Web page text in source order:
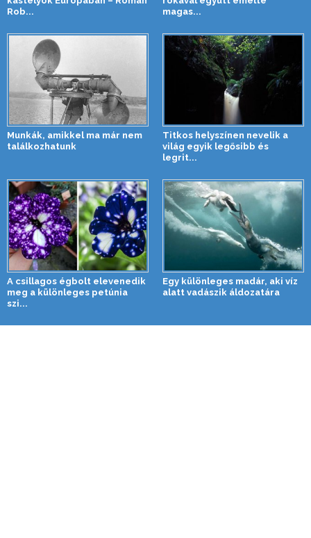
Rob...
magas...
Munkák, amikkel ma már nem
találkozhatunk
Titkos helyszínen nevelik a
világ egyik legősibb és
legrit...
A csillagos égbolt elevenedik
meg a különleges petúnia
szi...
Egy különleges madár, aki víz
alatt vadászik áldozatára